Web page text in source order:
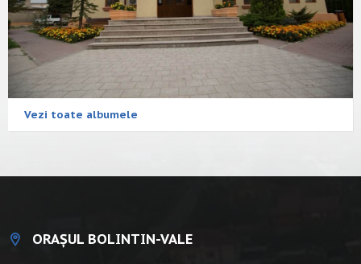
Vezi toate albumele
ORAȘUL BOLINTIN-VALE